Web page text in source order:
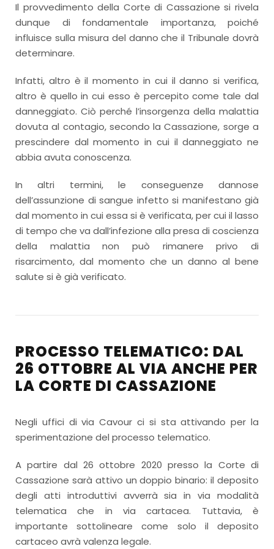
Il provvedimento della Corte di Cassazione si rivela
dunque di fondamentale importanza, poiché
influisce sulla misura del danno che il Tribunale dovrà
determinare.
Infatti, altro è il momento in cui il danno si verifica,
altro è quello in cui esso è percepito come tale dal
danneggiato. Ciò perché l’insorgenza della malattia
dovuta al contagio, secondo la Cassazione, sorge a
prescindere dal momento in cui il danneggiato ne
abbia avuta conoscenza.
In altri termini, le conseguenze dannose
dell’assunzione di sangue infetto si manifestano già
dal momento in cui essa si è verificata, per cui il lasso
di tempo che va dall’infezione alla presa di coscienza
della malattia non può rimanere privo di
risarcimento, dal momento che un danno al bene
salute si è già verificato.
PROCESSO TELEMATICO: DAL
26 OTTOBRE AL VIA ANCHE PER
LA CORTE DI CASSAZIONE
Negli uffici di via Cavour ci si sta attivando per la
sperimentazione del processo telematico.
A partire dal 26 ottobre 2020 presso la Corte di
Cassazione sarà attivo un doppio binario: il deposito
degli atti introduttivi avverrà sia in via modalità
telematica che in via cartacea. Tuttavia, è
importante sottolineare come solo il deposito
cartaceo avrà valenza legale.